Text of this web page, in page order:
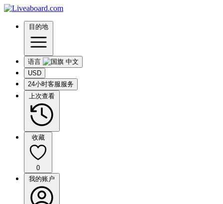
目的地
语言
USD
24小时客服服务
上次查看
收藏
0
我的账户